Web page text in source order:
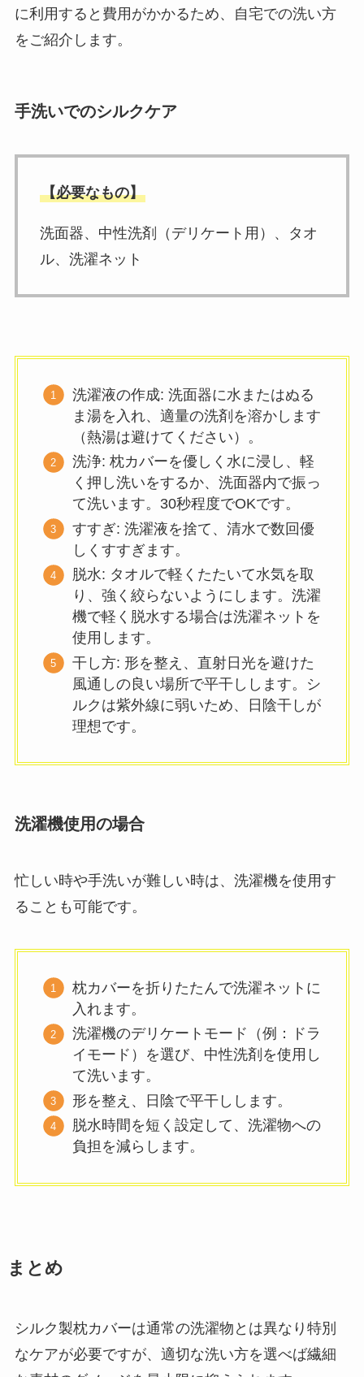
に利用すると費用がかかるため、自宅での洗い方
をご紹介します。
手洗いでのシルクケア
【必要なもの】
洗面器、中性洗剤（デリケート用）、タオ
ル、洗濯ネット
洗濯液の作成: 洗面器に水またはぬる
ま湯を入れ、適量の洗剤を溶かします
（熱湯は避けてください）。
洗浄: 枕カバーを優しく水に浸し、軽
く押し洗いをするか、洗面器内で振っ
て洗います。30秒程度でOKです。
すすぎ: 洗濯液を捨て、清水で数回優
しくすすぎます。
脱水: タオルで軽くたたいて水気を取
り、強く絞らないようにします。洗濯
機で軽く脱水する場合は洗濯ネットを
使用します。
干し方: 形を整え、直射日光を避けた
風通しの良い場所で平干しします。シ
ルクは紫外線に弱いため、日陰干しが
理想です。
洗濯機使用の場合
忙しい時や手洗いが難しい時は、洗濯機を使用す
ることも可能です。
枕カバーを折りたたんで洗濯ネットに
入れます。
洗濯機のデリケートモード（例：ドラ
イモード）を選び、中性洗剤を使用し
て洗います。
形を整え、日陰で平干しします。
脱水時間を短く設定して、洗濯物への
負担を減らします。
まとめ
シルク製枕カバーは通常の洗濯物とは異なり特別
なケアが必要ですが、適切な洗い方を選べば繊細